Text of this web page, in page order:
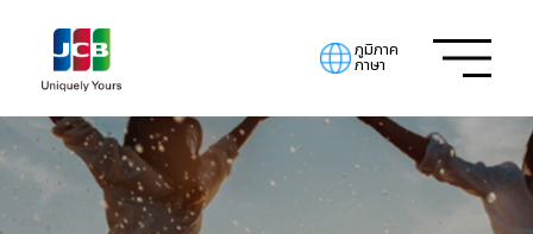
ภูมิภาค
ภาษา